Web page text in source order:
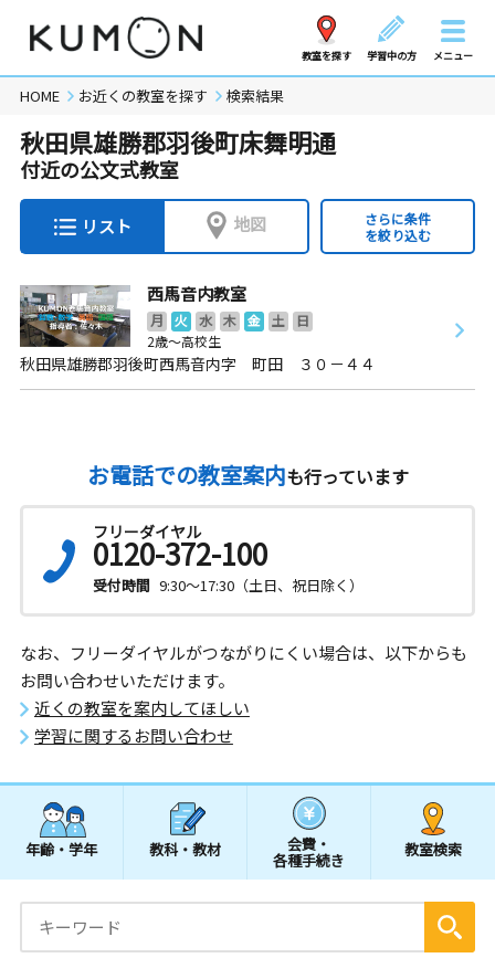
教室を探す 学習中の方 メニュー
HOME お近くの教室を探す 検索結果
秋田県雄勝郡羽後町床舞明通
付近の公文式教室
リスト 地図
さらに条件
を絞り込む
西馬音内教室
月 火 水 木 金 土
日
2歳～高校生
秋田県雄勝郡羽後町西馬音内字 町田 ３０－４４
お電話での教室案内も行っています
フリーダイヤル
0120-372-100
受付時間 9:30～17:30（土日、祝日除く）
なお、フリーダイヤルがつながりにくい場合は、以下からも
お問い合わせいただけます。
近くの教室を案内してほしい
学習に関するお問い合わせ
年齢・学年 教科・教材 会費・
各種手続き
教室検索